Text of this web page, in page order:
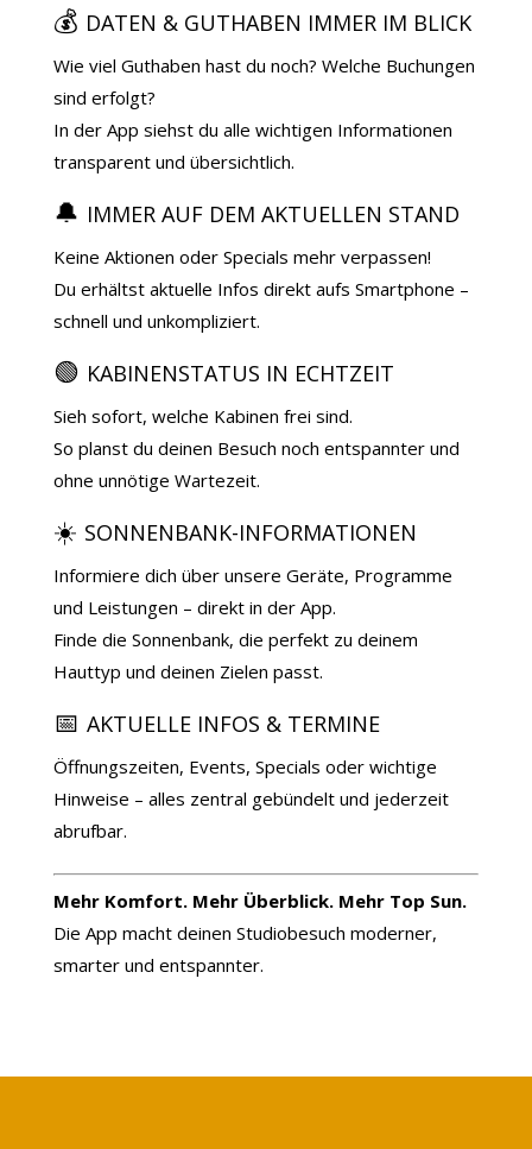
💰 DATEN & GUTHABEN IMMER IM BLICK
Wie viel Guthaben hast du noch? Welche Buchungen
sind erfolgt?
In der App siehst du alle wichtigen Informationen
transparent und übersichtlich.
🔔 IMMER AUF DEM AKTUELLEN STAND
Keine Aktionen oder Specials mehr verpassen!
Du erhältst aktuelle Infos direkt aufs Smartphone –
schnell und unkompliziert.
🟢 KABINENSTATUS IN ECHTZEIT
Sieh sofort, welche Kabinen frei sind.
So planst du deinen Besuch noch entspannter und
ohne unnötige Wartezeit.
☀️ SONNENBANK-INFORMATIONEN
Informiere dich über unsere Geräte, Programme
und Leistungen – direkt in der App.
Finde die Sonnenbank, die perfekt zu deinem
Hauttyp und deinen Zielen passt.
📅 AKTUELLE INFOS & TERMINE
Öffnungszeiten, Events, Specials oder wichtige
Hinweise – alles zentral gebündelt und jederzeit
abrufbar.
Mehr Komfort. Mehr Überblick. Mehr Top Sun.
Die App macht deinen Studiobesuch moderner,
smarter und entspannter.